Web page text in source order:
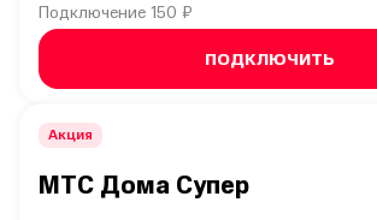
Подключение 150 ₽
ПОДКЛЮЧИТЬ
Акция
МТС Дома Супер